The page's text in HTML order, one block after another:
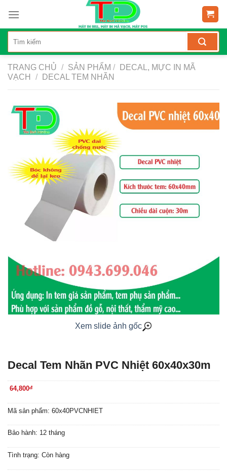
content
TRANG CHỦ / SẢN PHẨM /
DECAL, MỰC IN MÃ
VẠCH
/ DECAL TEM NHÃN
Xem slide ảnh gốc
Decal Tem Nhãn PVC Nhiệt 60x40x30m
64,800đ
Mã sản phẩm: 60x40PVCNHIET
Bảo hành: 12 tháng
Tình trạng: Còn hàng